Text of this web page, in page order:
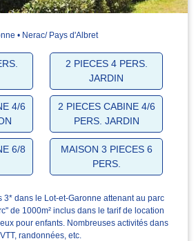
• Nerac/ Pays d'Albret
2 PIECES 4 PERS.
JARDIN
4/6
2 PIECES CABINE 4/6
PERS. JARDIN
6/8
MAISON 3 PIECES 6
PERS.
3* dans le Lot-et-Garonne attenant au parc
de 1000m² inclus dans le tarif de location
pour enfants. Nombreuses activités dans
randonnées, etc.